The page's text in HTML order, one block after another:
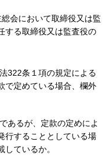
会において取締役又は監
する取締役又は監査役の
322条１項の規定による
で定めている場合、欄外
あるが、定款の定めによ
行することとしている場
ているか。